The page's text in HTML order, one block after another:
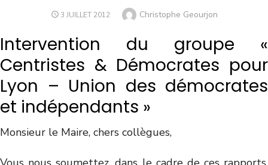
3 JUILLET 2012 Christophe Geourjon
Intervention du groupe «
Centristes & Démocrates pour
Lyon – Union des démocrates
et indépendants »
Monsieur le Maire, chers collègues,